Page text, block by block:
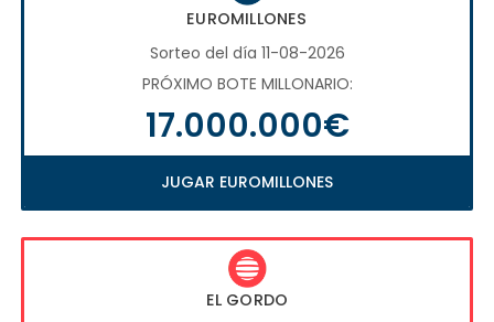
EUROMILLONES
Sorteo del día 11-08-2026
PRÓXIMO BOTE MILLONARIO:
17.000.000€
JUGAR EUROMILLONES
EL GORDO